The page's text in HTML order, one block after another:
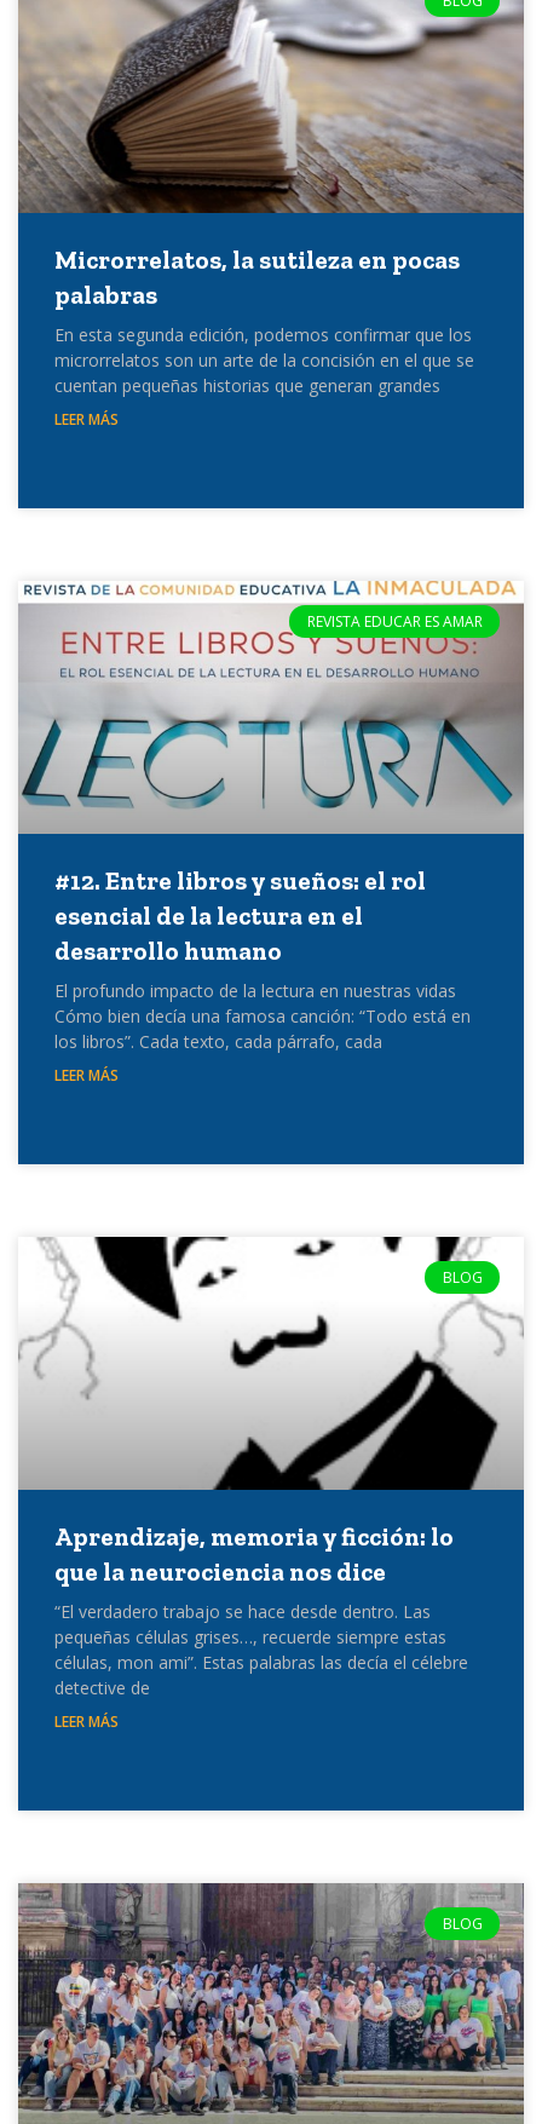
Microrrelatos, la sutileza en pocas
palabras
En esta segunda edición, podemos confirmar que los
microrrelatos son un arte de la concisión en el que se
cuentan pequeñas historias que generan grandes
LEER MÁS
REVISTA EDUCAR ES AMAR
#12. Entre libros y sueños: el rol
esencial de la lectura en el
desarrollo humano
El profundo impacto de la lectura en nuestras vidas
Cómo bien decía una famosa canción: “Todo está en
los libros”. Cada texto, cada párrafo, cada
LEER MÁS
BLOG
Aprendizaje, memoria y ficción: lo
que la neurociencia nos dice
“El verdadero trabajo se hace desde dentro. Las
pequeñas células grises…, recuerde siempre estas
células, mon ami”. Estas palabras las decía el célebre
detective de
LEER MÁS
BLOG